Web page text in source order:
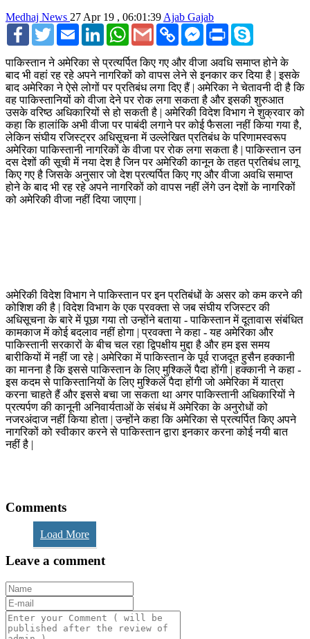
Medhaj News 27 Apr 19 , 06:01:39 Ajab Gajab
Facebook
TwitterEmail LinkedInWhatsApp
Gmail Copy
Link
Facebook
Messenger
Print
पाकिस्तान ने अमेरिका से प्रत्यर्पित किए गए और वीजा अवधि समाप्त होने के
बाद भी वहां रह रहे अपने नागरिकों को वापस लेने से इनकार कर दिया है | इसके
बाद अमेरिका ने ऐसे लोगों पर प्रतिबंध लगा दिए हैं | अमेरिका ने चेतावनी दी है कि
वह पाकिस्तानियों को वीजा देने पर रोक लगा सकता है और इसकी शुरुआत
उसके वरिष्ठ अधिकारियों से हो सकती है | अमेरिकी विदेश विभाग ने शुक्रवार को
कहा कि हालांकि अभी वीजा पर पाबंदी लगाने पर कोई फैसला नहीं किया गया है,
लेकिन संघीय रजिस्ट्रर अधिसूचना में उल्लेखित प्रतिबंध के परिणामस्वरूप
अमेरिका पाकिस्तानी नागरिकों के वीजा पर रोक लगा सकता है | पाकिस्तान उन
दस देशों की सूची में नया देश है जिन पर अमेरिकी कानून के तहत प्रतिबंध लागू
किए गए है जिसके अनुसार जो देश प्रत्यर्पित किए गए और वीजा अवधि समाप्त
होने के बाद भी रह रहे अपने नागरिकों को वापस नहीं लेंगे उन देशों के नागरिकों
को अमेरिकी वीजा नहीं दिया जाएगा |
अमेरिकी विदेश विभाग ने पाकिस्तान पर इन प्रतिबंधों के असर को कम करने की
कोशिश की है | विदेश विभाग के एक प्रवक्ता से जब संघीय रजिस्टर की
अधिसूचना के बारे में पूछा गया तो उन्होंने बताया - पाकिस्तान में दूतावास संबंधित
कामकाज में कोई बदलाव नहीं होगा | प्रवक्ता ने कहा - यह अमेरिका और
पाकिस्तानी सरकारों के बीच चल रहा द्विपक्षीय मुद्दा है और हम इस समय
बारीकियों में नहीं जा रहे | अमेरिका में पाकिस्तान के पूर्व राजदूत हुसैन हक्कानी
का मानना है कि इससे पाकिस्तान के लिए मुश्किलें पैदा होंगी | हक्कानी ने कहा -
इस कदम से पाकिस्तानियों के लिए मुश्किलें पैदा होंगी जो अमेरिका में यात्रा
करना चाहते हैं और इससे बचा जा सकता था अगर पाकिस्तानी अधिकारियों ने
प्रत्यर्पण की कानूनी अनिवार्यताओं के संबंध में अमेरिका के अनुरोधों को
नजरअंदाज नहीं किया होता | उन्होंने कहा कि अमेरिका से प्रत्यर्पित किए अपने
नागरिकों को स्वीकार करने से पाकिस्तान द्वारा इनकार करना कोई नयी बात
नहीं है |
Comments
Load More
Leave a comment